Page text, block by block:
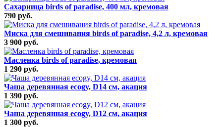
Сахарница birds of paradise, 400 мл, кремовая
790 руб.
Миска для смешивания birds of paradise, 4,2 л, кремовая
3 900 руб.
Масленка birds of paradise, кремовая
1 290 руб.
Чаша деревянная ecogy, D14 см, акация
1 390 руб.
Чаша деревянная ecogy, D12 см, акация
1 300 руб.